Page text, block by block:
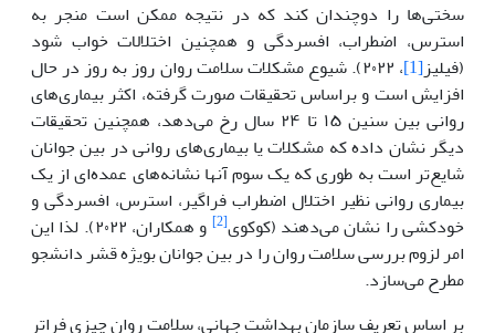
سختی‌ها را دوچندان کند که در نتیجه ممکن است منجر به
استرس، اضطراب، افسردگی و همچنین اختلالات خواب شود
(فیلیز[1]
، ۲۰۲۲). شیوع مشکلات سلامت روان روز به روز در حال
افزایش است و بر‌اساس تحقیقات صورت گرفته، اکثر بیماری‌های
روانی بین سنین ۱۵ تا ۲۴ سال رخ می‌دهد، همچنین تحقیقات
دیگر نشان داده که مشکلات یا بیماری‌های روانی در بین جوانان
شایع‌تر است به طوری که یک سوم آنها نشانه‌های عمده‌ای از یک
بیماری روانی نظیر اختلال اضطراب فراگیر، استرس، افسردگی و
خودکشی را نشان می‌دهند (کوکوی[2]
و همکاران، ۲۰۲۲). لذا این
امر لزوم بررسی سلامت روان را در بین جوانان بویژه قشر دانشجو
مطرح می‌سازد.
بر اساس تعریف سازمان بهداشت جهانی، سلامت روان چیزی فراتر